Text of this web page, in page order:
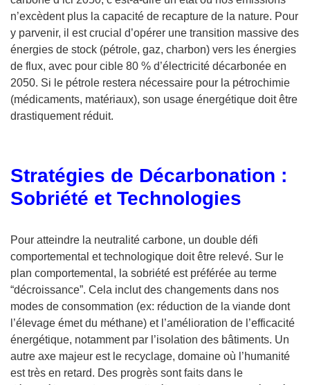
n’excèdent plus la capacité de recapture de la nature. Pour
y parvenir, il est crucial d’opérer une transition massive des
énergies de stock (pétrole, gaz, charbon) vers les énergies
de flux, avec pour cible 80 % d’électricité décarbonée en
2050. Si le pétrole restera nécessaire pour la pétrochimie
(médicaments, matériaux), son usage énergétique doit être
drastiquement réduit.
Stratégies de Décarbonation :
Sobriété et Technologies
Pour atteindre la neutralité carbone, un double défi
comportemental et technologique doit être relevé. Sur le
plan comportemental, la sobriété est préférée au terme
“décroissance”. Cela inclut des changements dans nos
modes de consommation (ex: réduction de la viande dont
l’élevage émet du méthane) et l’amélioration de l’efficacité
énergétique, notamment par l’isolation des bâtiments. Un
autre axe majeur est le recyclage, domaine où l’humanité
est très en retard. Des progrès sont faits dans le